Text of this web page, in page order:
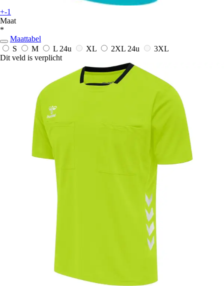
+-1
Maat
*
Maattabel
S
M L 24u XL 2XL 24u
3XL
Dit veld is verplicht